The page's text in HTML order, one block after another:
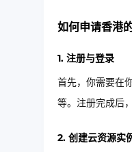
如何申请香港
1. 注册与登录
首先，你需要在
等。注册完成后
2. 创建云资源实